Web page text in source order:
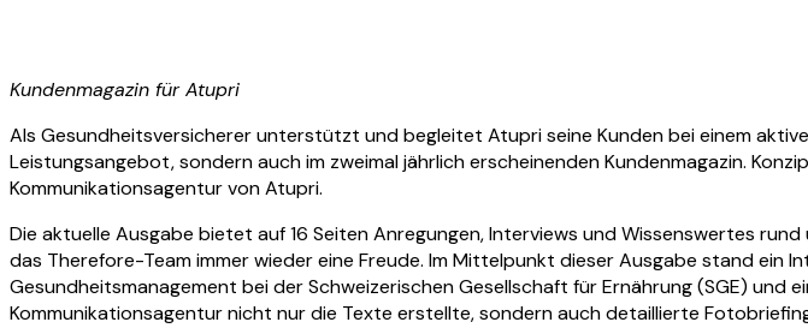
Kundenmagazin für Atupri
Als Gesundheitsversicherer unterstützt und begleitet Atupri seine Kunden bei einem
Leistungsangebot, sondern auch im zweimal jährlich erscheinenden Kundenmagazin.
Kommunikationsagentur von Atupri.
Die aktuelle Ausgabe bietet auf 16 Seiten Anregungen, Interviews und Wissenswertes
das Therefore-Team immer wieder eine Freude. Im Mittelpunkt dieser Ausgabe stand ein
Gesundheitsmanagement bei der Schweizerischen Gesellschaft für Ernährung (SGE) und
Kommunikationsagentur nicht nur die Texte erstellte, sondern auch detaillierte